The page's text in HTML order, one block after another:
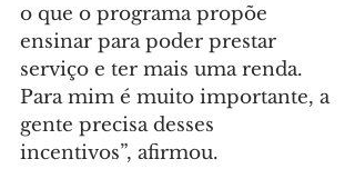
o que o programa propõe
ensinar para poder prestar
serviço e ter mais uma renda.
Para mim é muito importante, a
gente precisa desses
incentivos”, afirmou.